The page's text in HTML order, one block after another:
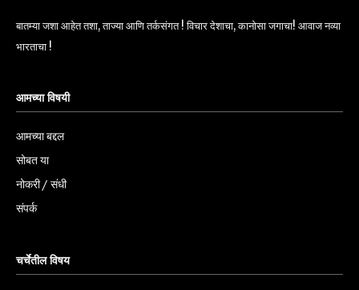
बातम्या जशा आहेत तशा, ताज्या आणि तर्कसंगत ! विचार देशाचा, कानोसा जगाचा! आवाज नव्या
भारताचा !
आमच्या विषयी
आमच्या बद्दल
सोबत या
नोकरी / संधी
संपर्क
चर्चेतील विषय